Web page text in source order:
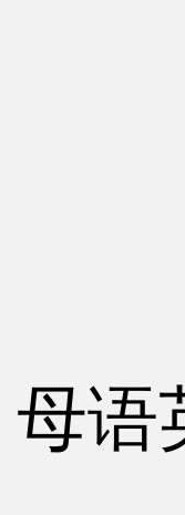
母语